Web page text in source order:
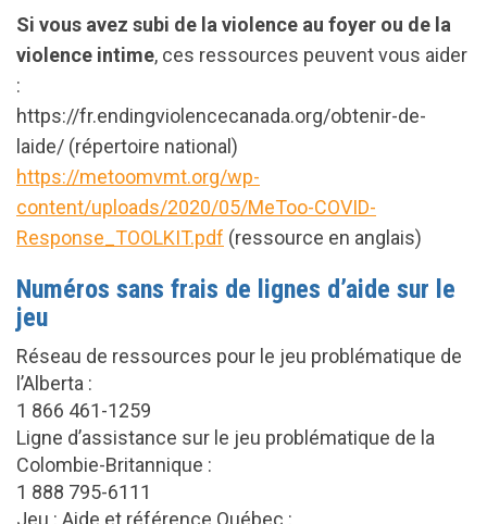
Si vous avez subi de la violence au foyer ou de la
violence intime, ces ressources peuvent vous aider
:
https://fr.endingviolencecanada.org/obtenir-de-
laide/ (répertoire national)
https://metoomvmt.org/wp-
content/uploads/2020/05/MeToo-COVID-
Response_TOOLKIT.pdf (ressource en anglais)
Numéros sans frais de lignes d’aide sur le
jeu
Réseau de ressources pour le jeu problématique de
l’Alberta :
1 866 461-1259
Ligne d’assistance sur le jeu problématique de la
Colombie-Britannique :
1 888 795-6111
Jeu : Aide et référence Québec :